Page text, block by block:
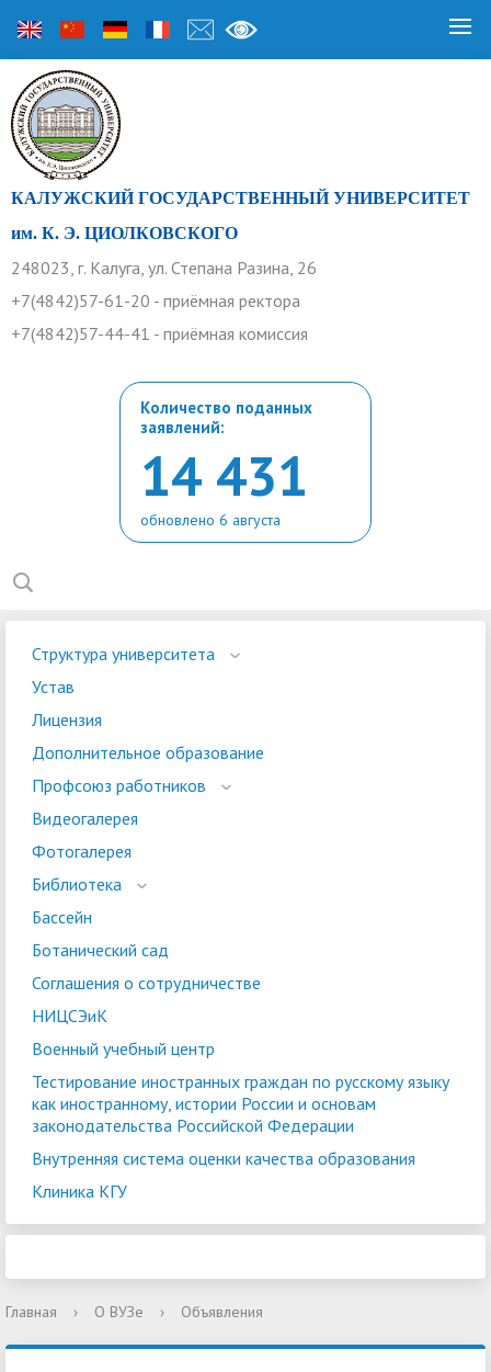
КАЛУЖСКИЙ ГОСУДАРСТВЕННЫЙ УНИВЕРСИТЕТ
им. К. Э. ЦИОЛКОВСКОГО
248023, г. Калуга, ул. Степана Разина, 26
+7(4842)57-61-20 - приёмная ректора
+7(4842)57-44-41 - приёмная комиссия
Количество поданных
заявлений:
14 431
обновлено 6 августа
Структура университета
Устав
Лицензия
Дополнительное образование
Профсоюз работников
Видеогалерея
Фотогалерея
Библиотека
Бассейн
Ботанический сад
Соглашения о сотрудничестве
НИЦСЭиК
Военный учебный центр
Тестирование иностранных граждан по русскому языку
как иностранному, истории России и основам
законодательства Российской Федерации
Внутренняя система оценки качества образования
Клиника КГУ
Главная › О ВУЗе › Объявления